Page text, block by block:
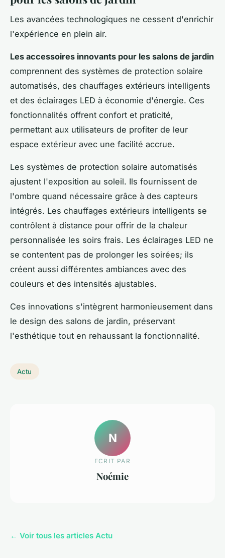
Les avancées technologiques ne cessent d'enrichir
l'expérience en plein air.
Les accessoires innovants pour les salons de jardin
comprennent des systèmes de protection solaire
automatisés, des chauffages extérieurs intelligents
et des éclairages LED à économie d'énergie. Ces
fonctionnalités offrent confort et praticité,
permettant aux utilisateurs de profiter de leur
espace extérieur avec une facilité accrue.
Les systèmes de protection solaire automatisés
ajustent l'exposition au soleil. Ils fournissent de
l'ombre quand nécessaire grâce à des capteurs
intégrés. Les chauffages extérieurs intelligents se
contrôlent à distance pour offrir de la chaleur
personnalisée les soirs frais. Les éclairages LED ne
se contentent pas de prolonger les soirées; ils
créent aussi différentes ambiances avec des
couleurs et des intensités ajustables.
Ces innovations s'intègrent harmonieusement dans
le design des salons de jardin, préservant
l'esthétique tout en rehaussant la fonctionnalité.
Actu
N
ECRIT PAR
Noémie
← Voir tous les articles Actu